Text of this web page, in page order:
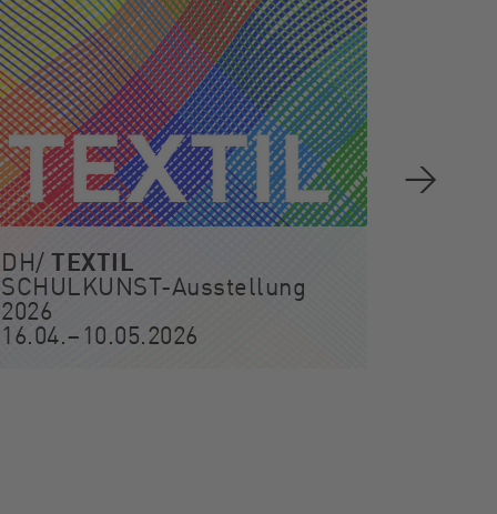
DH/ TEXTIL
SCHULKUNST-Ausstellung
2026
16.04.–10.05.2026